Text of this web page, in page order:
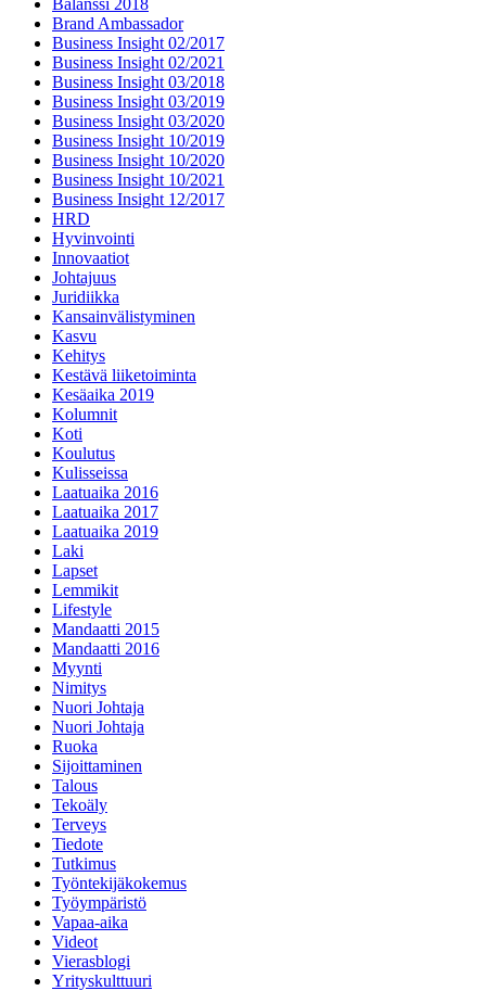
Brand Ambassador
Business Insight 02/2017
Business Insight 02/2021
Business Insight 03/2018
Business Insight 03/2019
Business Insight 03/2020
Business Insight 10/2019
Business Insight 10/2020
Business Insight 10/2021
Business Insight 12/2017
HRD
Hyvinvointi
Innovaatiot
Johtajuus
Juridiikka
Kansainvälistyminen
Kasvu
Kehitys
Kestävä liiketoiminta
Kesäaika 2019
Kolumnit
Koti
Koulutus
Kulisseissa
Laatuaika 2016
Laatuaika 2017
Laatuaika 2019
Laki
Lapset
Lemmikit
Lifestyle
Mandaatti 2015
Mandaatti 2016
Myynti
Nimitys
Nuori Johtaja
Nuori Johtaja
Ruoka
Sijoittaminen
Talous
Tekoäly
Terveys
Tiedote
Tutkimus
Työntekijäkokemus
Työympäristö
Vapaa-aika
Videot
Vierasblogi
Yrityskulttuuri